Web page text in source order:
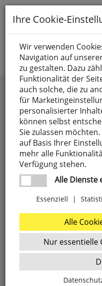
Toggle
Suche nach
Jetzt
Ihre Cookie-
Wir verwenden
Navigation auf
zu gestalten. Dazu
Funktionalität der
auch solche, die zu
für
personalisierter
können selbst
Sie zulassen
auf Basis Ihrer
mehr alle
Verfügung stehen.
Alle Dienste
Essenziell |
Alle
Nur essentielle